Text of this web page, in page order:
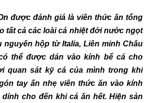
được đánh giá là viên thức ăn tổng
tất cả các loài cá nhiệt đới nước ngọt
nguyên hộp từ Italia, Liên minh Châu
thể được dán vào kính bể cá cho
quan sát kỹ cá của mình trong khi
tay ấn nhẹ viên thức ăn vào kính
cho đến khi cá ăn hết. Hiện sản